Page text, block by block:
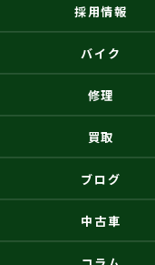
採用情報
バイク
修理
買取
ブログ
中古車